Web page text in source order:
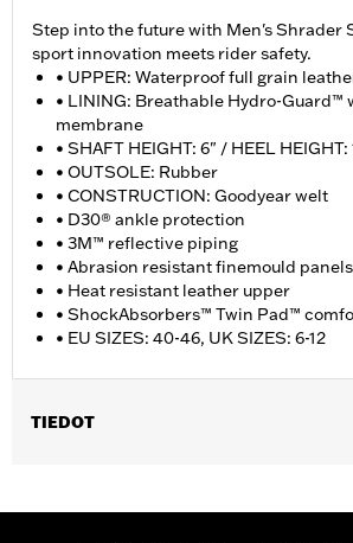
Step into the future with Men's Shrader
sport innovation meets rider safety.
• UPPER: Waterproof full grain
• LINING: Breathable Hydro-Guard™
membrane
• SHAFT HEIGHT: 6" / HEEL HEIGHT:
• OUTSOLE: Rubber
• CONSTRUCTION: Goodyear welt
• D30® ankle protection
• 3M™ reflective piping
• Abrasion resistant finemould panels
• Heat resistant leather upper
• ShockAbsorbers™ Twin Pad™
• EU SIZES: 40-46, UK SIZES: 6-12
TIEDOT
WARRANTY:Wolverine Worldwide